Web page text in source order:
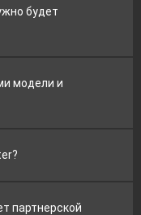
будет
модели и
партнерской